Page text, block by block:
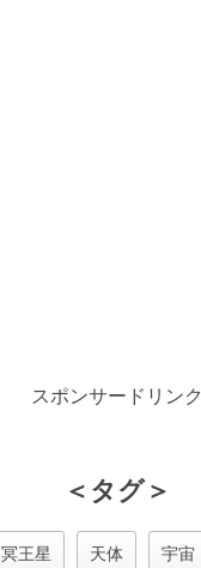
スポンサードリンク
＜タグ＞
冥王星 天体 宇宙